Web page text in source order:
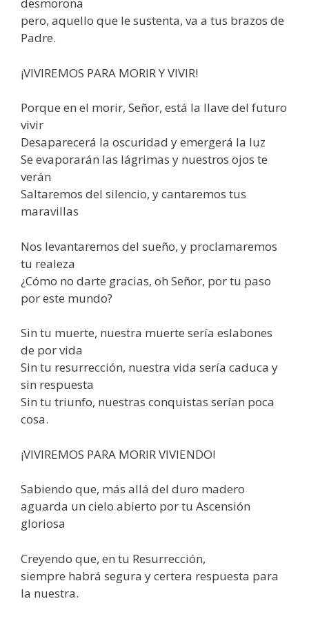
desmorona
pero, aquello que le sustenta, va a tus brazos de
Padre.
¡VIVIREMOS PARA MORIR Y VIVIR!
Porque en el morir, Señor, está la llave del futuro
vivir
Desaparecerá la oscuridad y emergerá la luz
Se evaporarán las lágrimas y nuestros ojos te
verán
Saltaremos del silencio, y cantaremos tus
maravillas
Nos levantaremos del sueño, y proclamaremos
tu realeza
¿Cómo no darte gracias, oh Señor, por tu paso
por este mundo?
Sin tu muerte, nuestra muerte sería eslabones
de por vida
Sin tu resurrección, nuestra vida sería caduca y
sin respuesta
Sin tu triunfo, nuestras conquistas serían poca
cosa.
¡VIVIREMOS PARA MORIR VIVIENDO!
Sabiendo que, más allá del duro madero
aguarda un cielo abierto por tu Ascensión
gloriosa
Creyendo que, en tu Resurrección,
siempre habrá segura y certera respuesta para
la nuestra.